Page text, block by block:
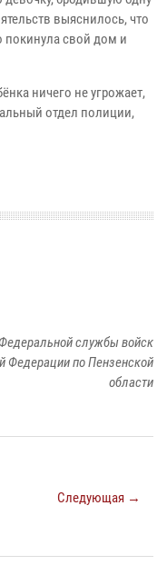
выяснилось, что
покинула свой дом и
ничего не угрожает,
отдел полиции,
службы войск
Федерации по Пензенской
области
Следующая →